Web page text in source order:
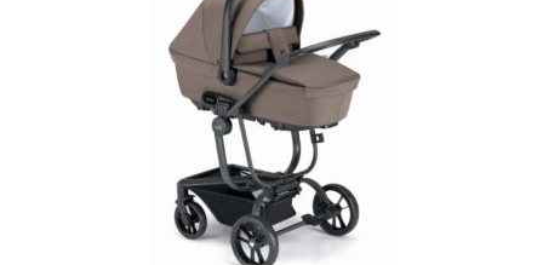
Ajouter au panier